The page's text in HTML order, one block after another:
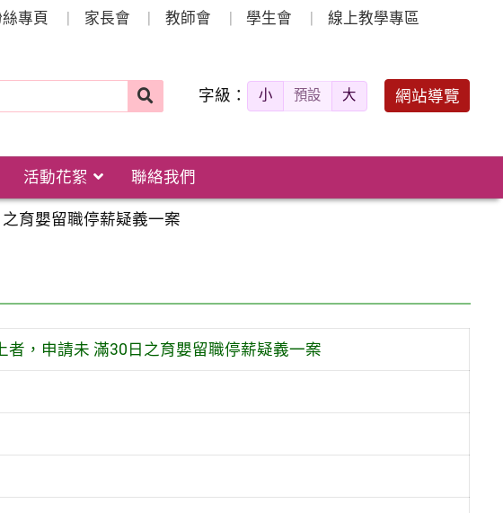
絲專頁 家長會 教師會 學生會 線上教學專區
字級： 小 預設 大 網站導覽
活動花絮 聯絡我們
育嬰留職停薪疑義一案
，申請未 滿30日之育嬰留職停薪疑義一案